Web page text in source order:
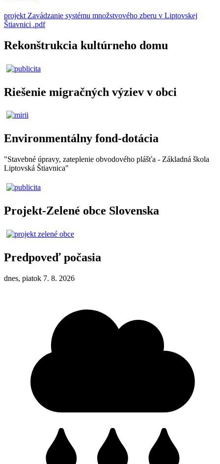
projekt Zavádzanie systému množstvového zberu v Liptovskej
Štiavnici .pdf
Rekonštrukcia kultúrneho domu
Riešenie migračných výziev v obci
Environmentálny fond-dotácia
"Stavebné úpravy, zateplenie obvodového plášťa - Základná škola
Liptovská Štiavnica"
Projekt-Zelené obce Slovenska
Predpoveď počasia
dnes, piatok 7. 8. 2026